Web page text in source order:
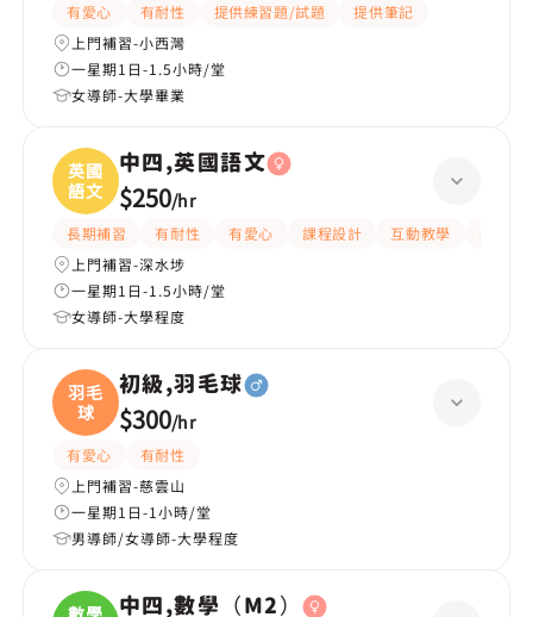
有愛心 有耐性 提供練習題/試題
提供筆記
上門補習-小西灣
一星期1日-1.5小時/堂
女導師-大學畢業
英國
語文
中四,英國語文
$250/hr
長期補習 有耐性 有愛心 課程設計 互動教學
題目講
上門補習-深水埗
一星期1日-1.5小時/堂
女導師-大學程度
羽毛
球
初級,羽毛球
$300/hr
有愛心
有耐性
上門補習-慈雲山
一星期1日-1小時/堂
男導師/女導師-大學程度
中四,數學（M2）